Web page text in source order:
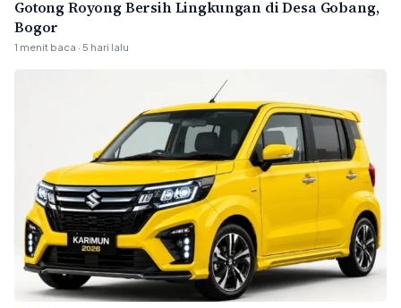
Gotong Royong Bersih Lingkungan di Desa Gobang,
Bogor
1 menit baca · 5 hari lalu